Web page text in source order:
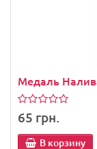
Медаль
65 грн.
В корзину